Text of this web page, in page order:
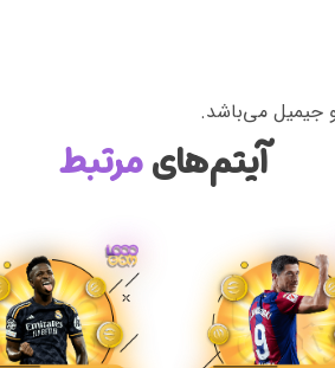
جیمیل می‌باشد.
آیتم‌هایمرتبط